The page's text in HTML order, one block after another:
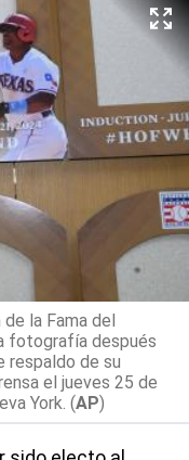
la Fama del
fotografía después
respaldo de su
el jueves 25 de
York. (AP)